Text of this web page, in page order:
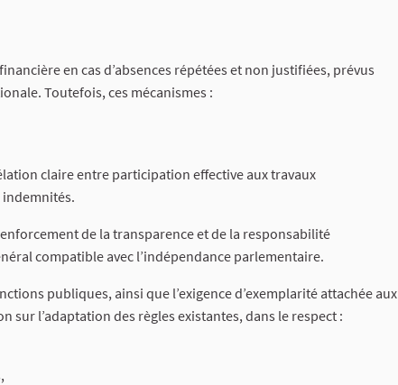
en cas d’absences répétées et non justifiées, prévus
Toutefois, ces mécanismes :
claire entre participation effective aux travaux
de la transparence et de la responsabilité
compatible avec l’indépendance parlementaire.
publiques, ainsi que l’exigence d’exemplarité attachée aux
l’adaptation des règles existantes, dans le respect :